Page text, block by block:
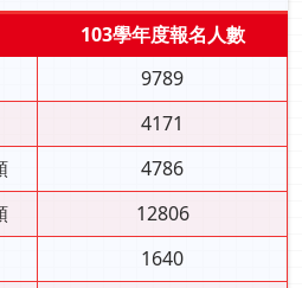
103學年度報名人數
9789
4171
4786
12806
1640